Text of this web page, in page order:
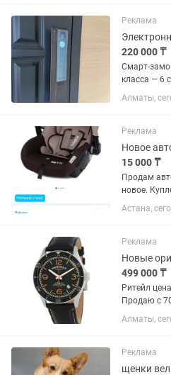
Тротуарные
Реклама
220 000 ₸
Смарт-
класса — 6
Отпечаток
Face ID —
уровень
Алматы,
Реклама
Новое
15 000 ₸
Продам
новое.
Данная
каспи 37000
Астана,
Реклама
499 000 ₸
Ритейл
Продаю с 70%
юбилей, к
Пол:
Алматы,
Реклама